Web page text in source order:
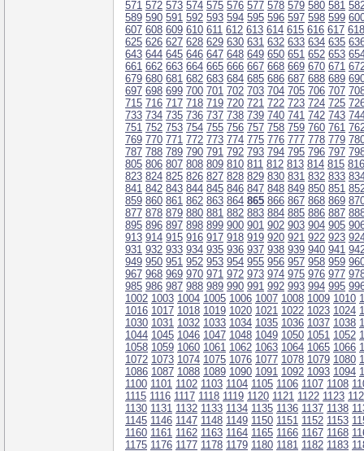
571 572 573 574 575 576 577 578 579 580 581
589 590 591 592 593 594 595 596 597 598 599
607 608 609 610 611 612 613 614 615 616 617 618
625 626 627 628 629 630 631 632 633 634 635
643 644 645 646 647 648 649 650 651 652 653
661 662 663 664 665 666 667 668 669 670 671
679 680 681 682 683 684 685 686 687 688 689
697 698 699 700 701 702 703 704 705 706 707
715 716 717 718 719 720 721 722 723 724 725
733 734 735 736 737 738 739 740 741 742 743
751 752 753 754 755 756 757 758 759 760 761
769 770 771 772 773 774 775 776 777 778 779
787 788 789 790 791 792 793 794 795 796 797
805 806 807 808 809 810 811 812 813 814 815 816
823 824 825 826 827 828 829 830 831 832 833
841 842 843 844 845 846 847 848 849 850 851
859 860 861 862 863 864 865 866 867 868 869
877 878 879 880 881 882 883 884 885 886 887
895 896 897 898 899 900 901 902 903 904 905
913 914 915 916 917 918 919 920 921 922 923
931 932 933 934 935 936 937 938 939 940 941
949 950 951 952 953 954 955 956 957 958 959
967 968 969 970 971 972 973 974 975 976 977
985 986 987 988 989 990 991 992 993 994 995
1002 1003 1004 1005 1006 1007 1008 1009 1010
1016 1017 1018 1019 1020 1021 1022 1023 1024
1030 1031 1032 1033 1034 1035 1036 1037 1038
1044 1045 1046 1047 1048 1049 1050 1051 1052
1058 1059 1060 1061 1062 1063 1064 1065 1066
1072 1073 1074 1075 1076 1077 1078 1079 1080
1086 1087 1088 1089 1090 1091 1092 1093 1094
1100 1101 1102 1103 1104 1105 1106 1107 1108
1115 1116 1117 1118 1119 1120 1121 1122 1123
1130 1131 1132 1133 1134 1135 1136 1137 1138
1145 1146 1147 1148 1149 1150 1151 1152 1153
1160 1161 1162 1163 1164 1165 1166 1167 1168
1175 1176 1177 1178 1179 1180 1181 1182 1183